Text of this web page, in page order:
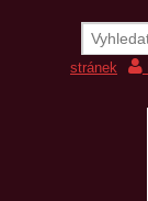
stránek